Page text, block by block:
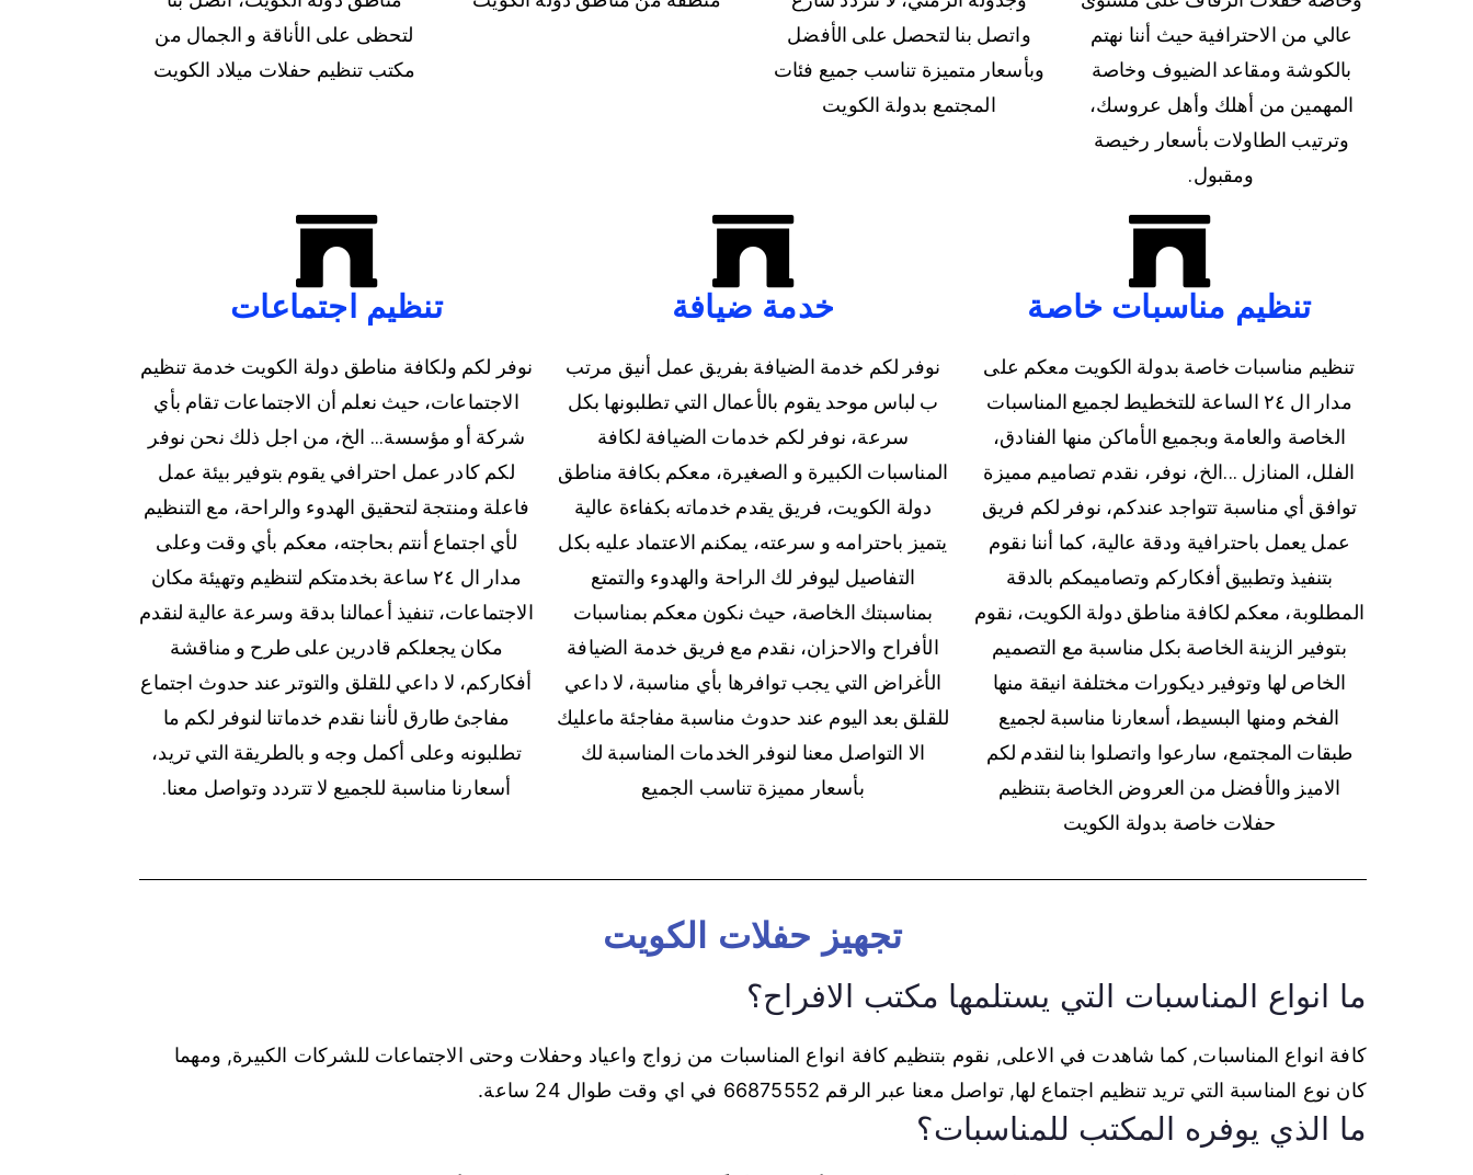
عالي من الاحترافية حيث أننا نهتم
بالكوشة ومقاعد الضيوف وخاصة
المهمين من أهلك وأهل عروسك،
وترتيب الطاولات بأسعار رخيصة
ومقبول.
واتصل بنا لتحصل على الأفضل
وبأسعار متميزة تناسب جميع فئات
المجتمع بدولة الكويت
لتحظى على الأناقة و الجمال من
مكتب تنظيم حفلات ميلاد الكويت
تنظيم مناسبات خاصة
تنظيم مناسبات خاصة بدولة الكويت معكم على
مدار ال ٢٤ الساعة للتخطيط لجميع المناسبات
الخاصة والعامة وبجميع الأماكن منها الفنادق،
الفلل، المنازل ...الخ، نوفر، نقدم تصاميم مميزة
توافق أي مناسبة تتواجد عندكم، نوفر لكم فريق
عمل يعمل باحترافية ودقة عالية، كما أننا نقوم
بتنفيذ وتطبيق أفكاركم وتصاميمكم بالدقة
المطلوبة، معكم لكافة مناطق دولة الكويت، نقوم
بتوفير الزينة الخاصة بكل مناسبة مع التصميم
الخاص لها وتوفير ديكورات مختلفة انيقة منها
الفخم ومنها البسيط، أسعارنا مناسبة لجميع
طبقات المجتمع، سارعوا واتصلوا بنا لنقدم لكم
الاميز والأفضل من العروض الخاصة بتنظيم
حفلات خاصة بدولة الكويت
خدمة ضيافة
نوفر لكم خدمة الضيافة بفريق عمل أنيق مرتب
ب لباس موحد يقوم بالأعمال التي تطلبونها بكل
سرعة، نوفر لكم خدمات الضيافة لكافة
المناسبات الكبيرة و الصغيرة، معكم بكافة مناطق
دولة الكويت، فريق يقدم خدماته بكفاءة عالية
يتميز باحترامه و سرعته، يمكنم الاعتماد عليه بكل
التفاصيل ليوفر لك الراحة والهدوء والتمتع
بمناسبتك الخاصة، حيث نكون معكم بمناسبات
الأفراح والاحزان، نقدم مع فريق خدمة الضيافة
الأغراض التي يجب توافرها بأي مناسبة، لا داعي
للقلق بعد اليوم عند حدوث مناسبة مفاجئة ماعليك
الا التواصل معنا لنوفر الخدمات المناسبة لك
بأسعار مميزة تناسب الجميع
تنظيم اجتماعات
نوفر لكم ولكافة مناطق دولة الكويت خدمة تنظيم
الاجتماعات، حيث نعلم أن الاجتماعات تقام بأي
شركة أو مؤسسة... الخ، من اجل ذلك نحن نوفر
لكم كادر عمل احترافي يقوم بتوفير بيئة عمل
فاعلة ومنتجة لتحقيق الهدوء والراحة، مع التنظيم
لأي اجتماع أنتم بحاجته، معكم بأي وقت وعلى
مدار ال ٢٤ ساعة بخدمتكم لتنظيم وتهيئة مكان
الاجتماعات، تنفيذ أعمالنا بدقة وسرعة عالية لنقدم
مكان يجعلكم قادرين على طرح و مناقشة
أفكاركم، لا داعي للقلق والتوتر عند حدوث اجتماع
مفاجئ طارق لأننا نقدم خدماتنا لنوفر لكم ما
تطلبونه وعلى أكمل وجه و بالطريقة التي تريد،
أسعارنا مناسبة للجميع لا تتردد وتواصل معنا.
تجهيز حفلات الكويت
ما انواع المناسبات التي يستلمها مكتب الافراح؟
كافة انواع المناسبات, كما شاهدت في الاعلى, نقوم بتنظيم كافة انواع المناسبات من زواج واعياد وحفلات وحتى الاجتماعات للشركات الكبيرة, ومهما
كان نوع المناسبة التي تريد تنظيم اجتماع لها, تواصل معنا عبر الرقم 66875552 في اي وقت طوال 24 ساعة.
ما الذي يوفره المكتب للمناسبات؟